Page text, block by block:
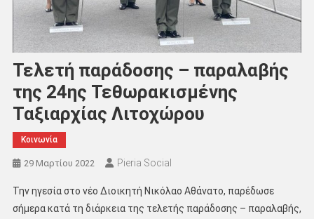
Τελετή παράδοσης – παραλαβής
της 24ης Τεθωρακισμένης
Ταξιαρχίας Λιτοχώρου
Κοινωνία
29 Μαρτίου 2022 Pieria Social
Την ηγεσία στο νέο Διοικητή Νικόλαο Αθάνατο, παρέδωσε
σήμερα κατά τη διάρκεια της τελετής παράδοσης – παραλαβής,